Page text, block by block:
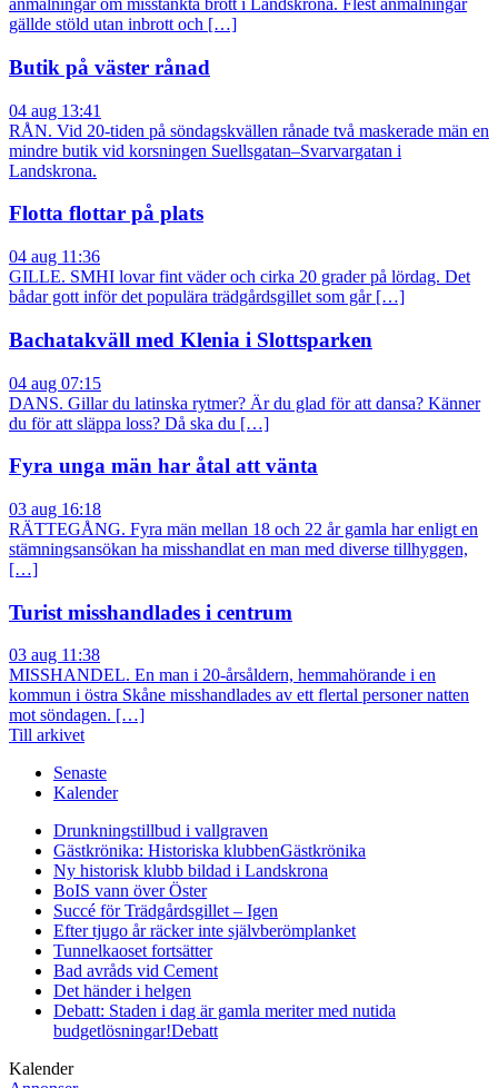
anmälningar om misstänkta brott i Landskrona. Flest anmälningar
gällde stöld utan inbrott och […]
Butik på väster rånad
04 aug 13:41
RÅN. Vid 20-tiden på söndagskvällen rånade två maskerade män en
mindre butik vid korsningen Suellsgatan–Svarvargatan i
Landskrona.
Flotta flottar på plats
04 aug 11:36
GILLE. SMHI lovar fint väder och cirka 20 grader på lördag. Det
bådar gott inför det populära trädgårdsgillet som går […]
Bachatakväll med Klenia i Slottsparken
04 aug 07:15
DANS. Gillar du latinska rytmer? Är du glad för att dansa? Känner
du för att släppa loss? Då ska du […]
Fyra unga män har åtal att vänta
03 aug 16:18
RÄTTEGÅNG. Fyra män mellan 18 och 22 år gamla har enligt en
stämningsansökan ha misshandlat en man med diverse tillhyggen,
[…]
Turist misshandlades i centrum
03 aug 11:38
MISSHANDEL. En man i 20-årsåldern, hemmahörande i en
kommun i östra Skåne misshandlades av ett flertal personer natten
mot söndagen. […]
Till arkivet
Senaste
Kalender
Drunkningstillbud i vallgraven
Gästkrönika: Historiska klubbenGästkrönika
Ny historisk klubb bildad i Landskrona
BoIS vann över Öster
Succé för Trädgårdsgillet – Igen
Efter tjugo år räcker inte självberömplanket
Tunnelkaoset fortsätter
Bad avråds vid Cement
Det händer i helgen
Debatt: Staden i dag är gamla meriter med nutida
budgetlösningar!Debatt
Kalender